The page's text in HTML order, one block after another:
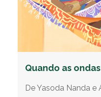
Quando as
De Yasoda Nanda e